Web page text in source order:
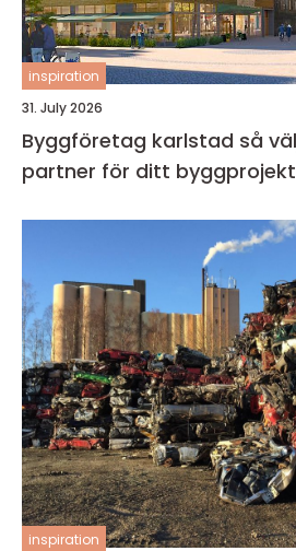
inspiration
31. July 2026
Byggföretag karlstad så väljer du rätt
partner för ditt byggprojekt
inspiration